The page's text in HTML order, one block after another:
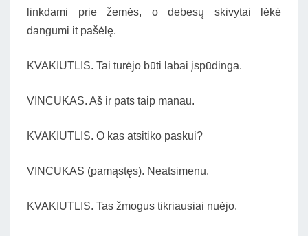
linkdami prie žemės, o debesų skivytai lėkė
dangumi it pašėlę.
KVAKIUTLIS. Tai turėjo būti labai įspūdinga.
VINCUKAS. Aš ir pats taip manau.
KVAKIUTLIS. O kas atsitiko paskui?
VINCUKAS (pamąstęs). Neatsimenu.
KVAKIUTLIS. Tas žmogus tikriausiai nuėjo.